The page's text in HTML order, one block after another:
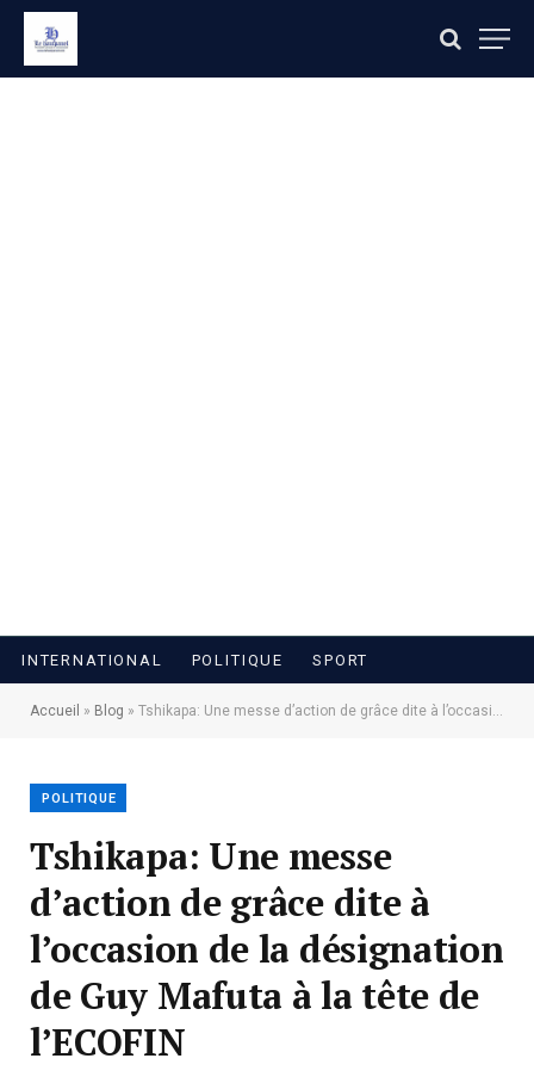
INTERNATIONAL POLITIQUE SPORT
Accueil » Blog » Tshikapa: Une messe d’action de grâce dite à l’occasion de la désignation de Guy Mafuta à la tête de l’ECOFIN
POLITIQUE
Tshikapa: Une messe
d’action de grâce dite à
l’occasion de la désignation
de Guy Mafuta à la tête de
l’ECOFIN